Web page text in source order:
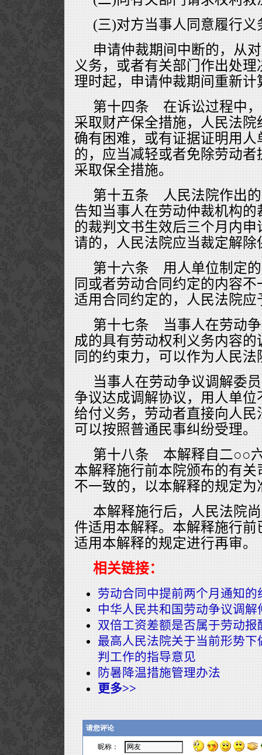
(三)对方当事人同意履行义
申请仲裁期间中断的，从
义务，或者有关部门作出处
理时起，申请仲裁期间重新计
第十四条 在诉讼过程中
采取财产保全措施，人民法
确有困难，或有证据证明用
的，应当减轻或者免除劳动
采取保全措施。
第十五条 人民法院作出
告知当事人在劳动仲裁机构
的裁判文书生效后三个月内
请的，人民法院应当裁定解除
第十六条 用人单位制定
同或者劳动合同约定的内容
适用合同约定的，人民法院应
第十七条 当事人在劳动
成的具有劳动权利义务内容
同的约束力，可以作为人民
当事人在劳动争议调解委
争议达成调解协议，用人单
给付义务，劳动者直接向人
可以按照普通民事纠纷受理。
第十八条 本解释自二○○
本解释施行前本院颁布的有
不一致的，以本解释的规定为
本解释施行后，人民法院
件适用本解释。本解释施行
适用本解释的规定进行再审。
相关链接：
劳动合同中提前两个月通知的
中华人民共和国劳动争议调解
双倍工资差额是否属于劳动报
最高人民法院关于当前形势
判工作的指导意见
防暑降温措施管理办法
更多>>